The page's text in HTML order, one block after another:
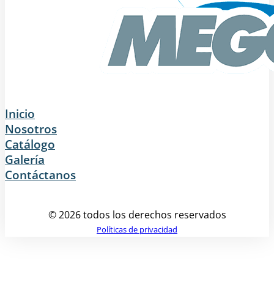
Inicio
Nosotros
Catálogo
Galería
Contáctanos
© 2026 todos los derechos reservados
Políticas de privacidad